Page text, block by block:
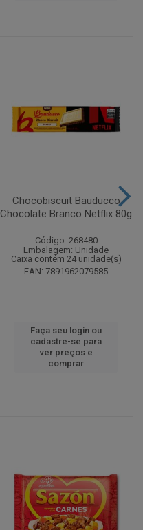
Chocobiscuit Bauducco
Chocolate Branco Netflix 80g
Código: 268480
Embalagem: Unidade
Caixa contém 24 unidade(s)
EAN: 7891962079585
Faça seu login ou
cadastre-se para
ver preços e
comprar